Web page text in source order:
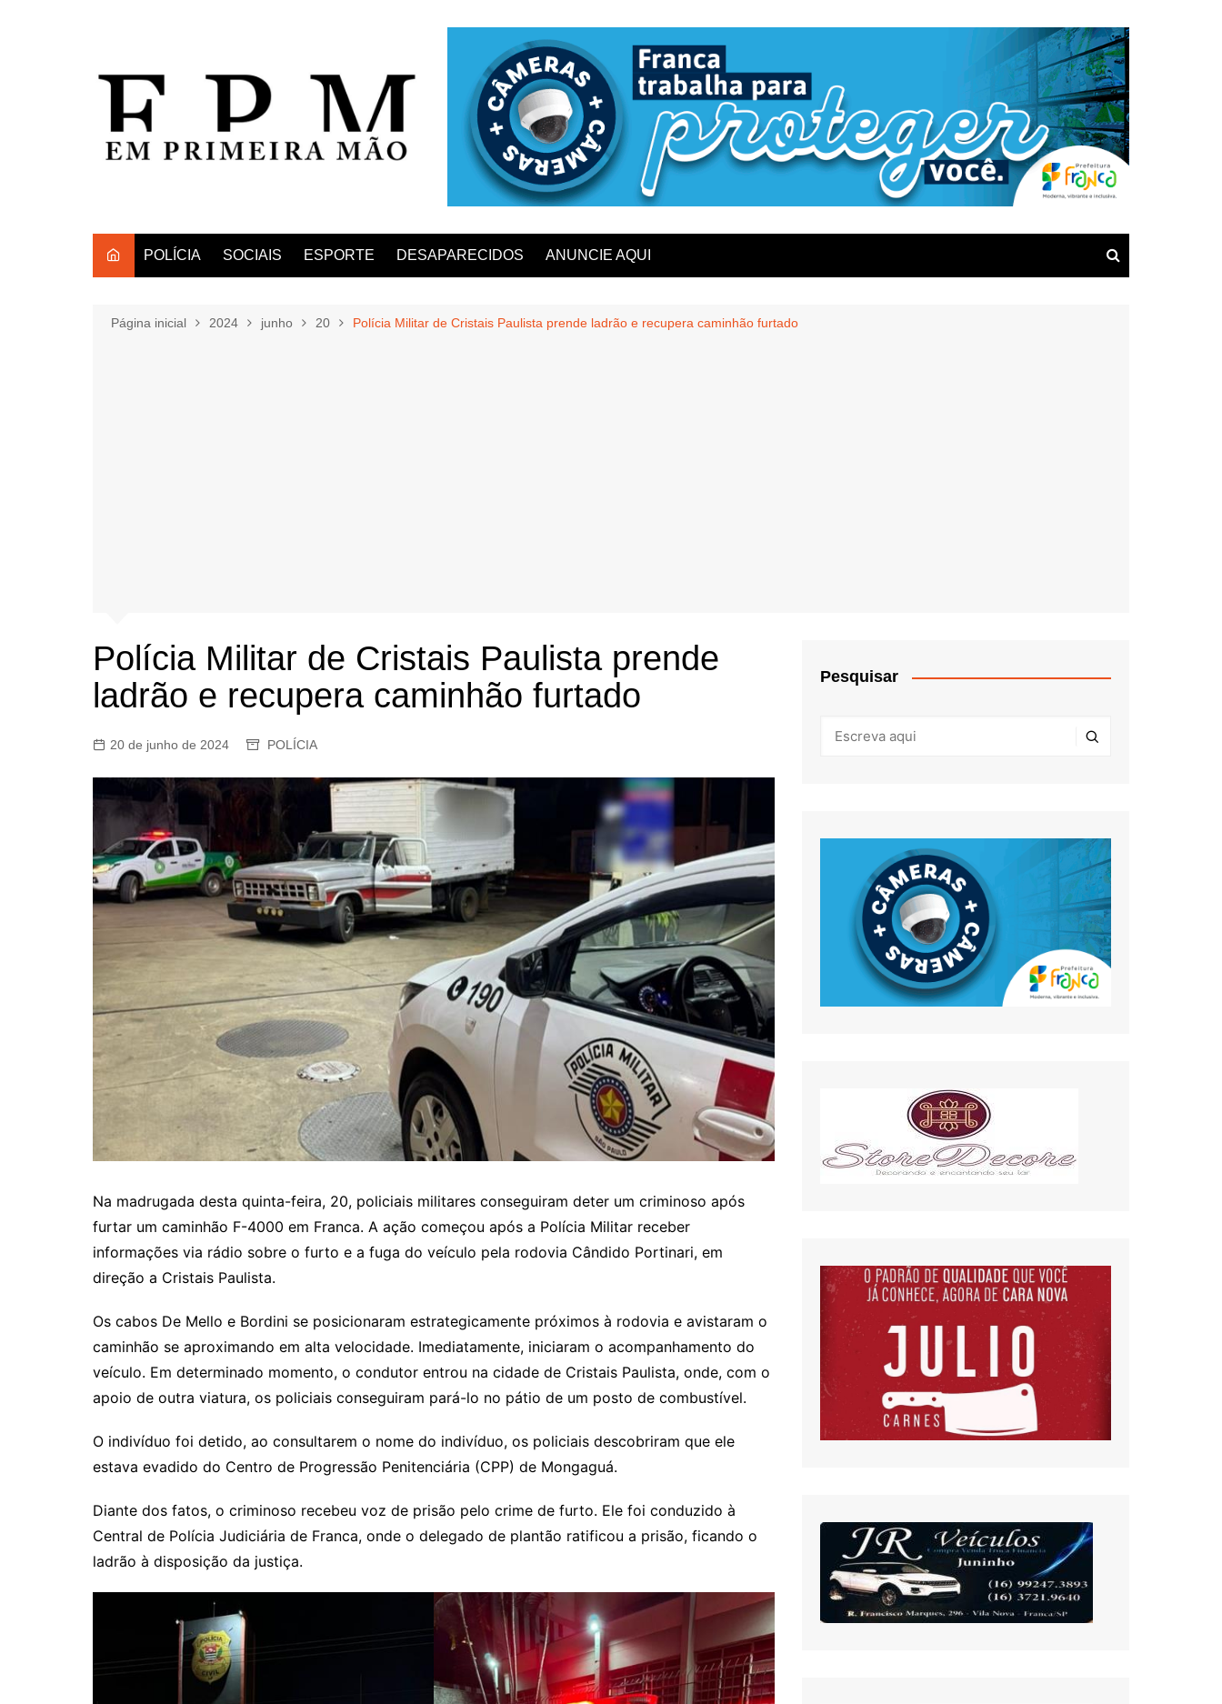
POLÍCIA SOCIAIS ESPORTE DESAPARECIDOS ANUNCIE AQUI
Página inicial 2024 junho 20 Polícia Militar de Cristais Paulista prende ladrão e recupera caminhão furtado
Polícia Militar de Cristais Paulista prende
ladrão e recupera caminhão furtado
20 de junho de 2024 POLÍCIA
Na madrugada desta quinta-feira, 20, policiais militares conseguiram deter um criminoso após
furtar um caminhão F-4000 em Franca. A ação começou após a Polícia Militar receber
informações via rádio sobre o furto e a fuga do veículo pela rodovia Cândido Portinari, em
direção a Cristais Paulista.
Os cabos De Mello e Bordini se posicionaram estrategicamente próximos à rodovia e avistaram o
caminhão se aproximando em alta velocidade. Imediatamente, iniciaram o acompanhamento do
veículo. Em determinado momento, o condutor entrou na cidade de Cristais Paulista, onde, com o
apoio de outra viatura, os policiais conseguiram pará-lo no pátio de um posto de combustível.
O indivíduo foi detido, ao consultarem o nome do indivíduo, os policiais descobriram que ele
estava evadido do Centro de Progressão Penitenciária (CPP) de Mongaguá.
Diante dos fatos, o criminoso recebeu voz de prisão pelo crime de furto. Ele foi conduzido à
Central de Polícia Judiciária de Franca, onde o delegado de plantão ratificou a prisão, ficando o
ladrão à disposição da justiça.
Pesquisar